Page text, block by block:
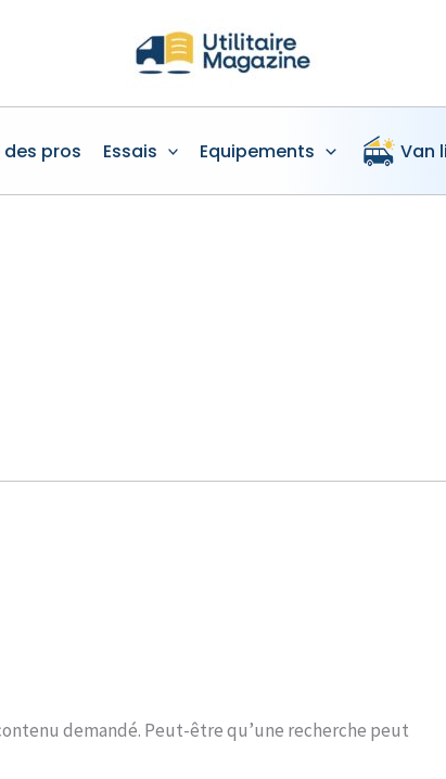
des pros Essais Equipements Van
demandé. Peut-être qu’une recherche peut